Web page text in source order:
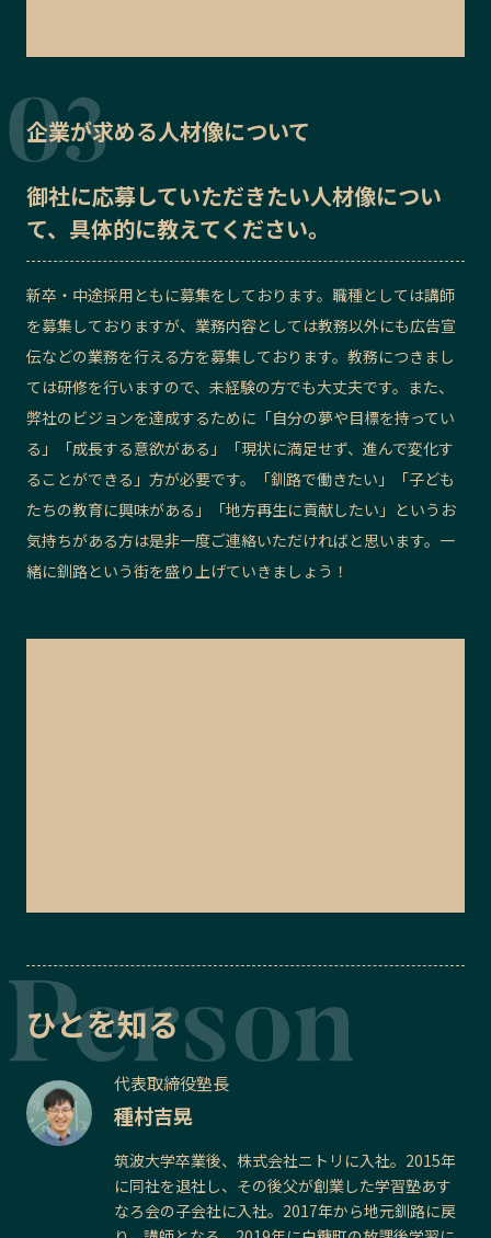
企業が求める人材像について
御社に応募していただきたい人材像につい
て、具体的に教えてください。
新卒・中途採用ともに募集をしております。職種としては講師
を募集しておりますが、業務内容としては教務以外にも広告宣
伝などの業務を行える方を募集しております。教務につきまし
ては研修を行いますので、未経験の方でも大丈夫です。また、
弊社のビジョンを達成するために「自分の夢や目標を持ってい
る」「成長する意欲がある」「現状に満足せず、進んで変化す
ることができる」方が必要です。「釧路で働きたい」「子ども
たちの教育に興味がある」「地方再生に貢献したい」というお
気持ちがある方は是非一度ご連絡いただければと思います。一
緒に釧路という街を盛り上げていきましょう！
ひとを知る
代表取締役塾長
種村吉晃
筑波大学卒業後、株式会社ニトリに入社。2015年
に同社を退社し、その後父が創業した学習塾あす
なろ会の子会社に入社。2017年から地元釧路に戻